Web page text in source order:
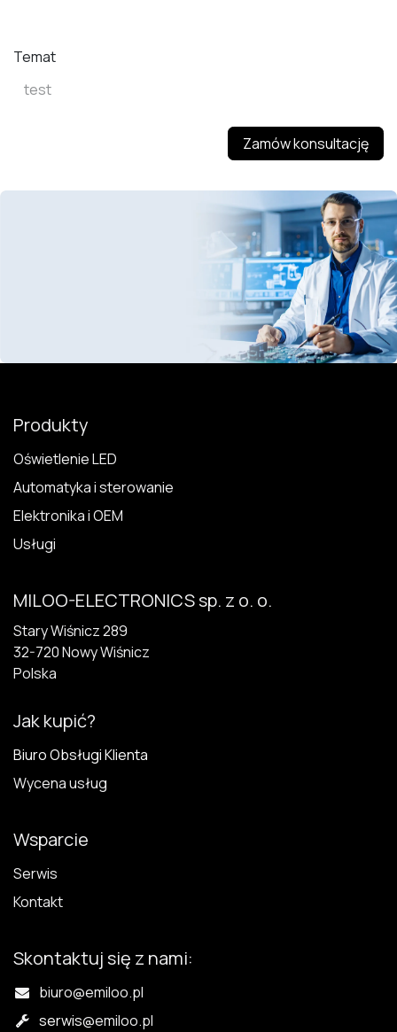
Temat
Zamów konsultację
Produkty
Oświetlenie LED
Automatyka i sterowanie
Elektronika i OEM
Usługi
MILOO-ELECTRONICS sp. z o. o.
Stary Wiśnicz 289
32-720 N​owy Wiśnicz
Polska
Jak kupić?
Biuro Obsługi Klienta
Wycena usług
Wsparcie
Serwis
Kontakt
Skontaktuj się z nami:
biuro@emiloo.pl
serwis@emiloo.pl